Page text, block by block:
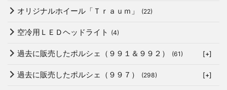
オリジナルホイール「Ｔｒａｕｍ」 (22)
空冷用ＬＥＤヘッドライト (4)
過去に販売したポルシェ（９９１＆９９２） (61) [+]
過去に販売したポルシェ（９９７） (298) [+]